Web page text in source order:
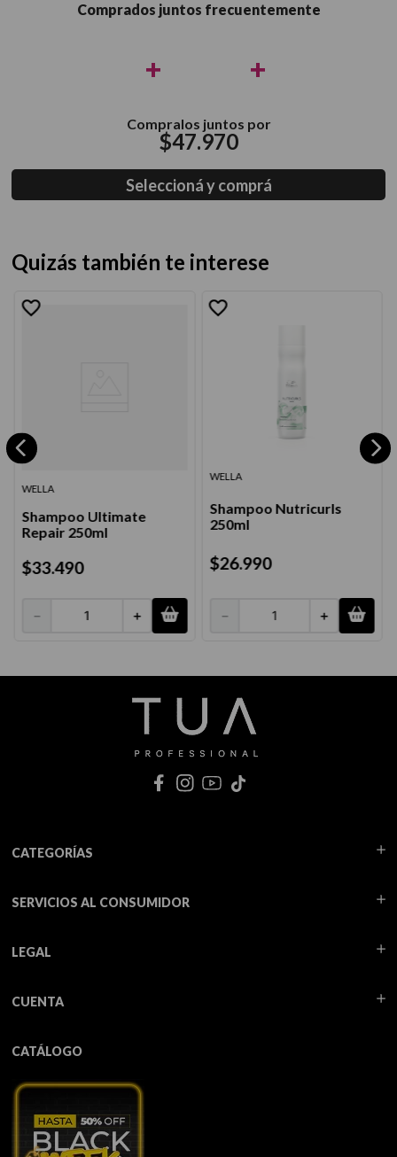
Comprados juntos frecuentemente
+ +
Compralos juntos por
$47.970
Seleccioná y comprá
Quizás también te interese
WELLA
Shampoo Ultimate
Repair 250ml
$33.490
＋
－
WELLA
Shampoo Nutricurls
250ml
$26.990
＋
－
CATEGORÍAS
SERVICIOS AL CONSUMIDOR
LEGAL
CUENTA
CATÁLOGO